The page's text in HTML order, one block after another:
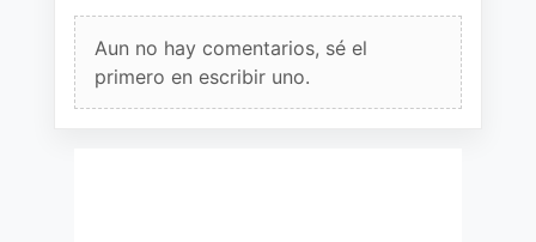
Aun no hay comentarios, sé el
primero en escribir uno.